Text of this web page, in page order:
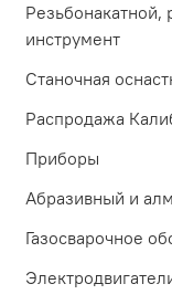
Резьбонакатной,
инструмент
Станочная
Распродажа
Приборы
Абразивный и
Газосварочное